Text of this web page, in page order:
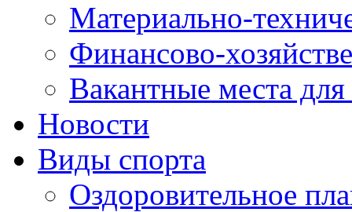
Материально-
Финансово-
Вакантные места
Новости
Виды спорта
Оздоровительное